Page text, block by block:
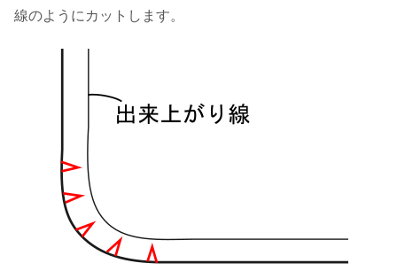
線のようにカットします。